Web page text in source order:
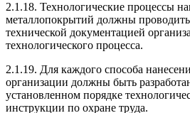
2.1.18. Технологические процессы
металлопокрытий должны
технической документацией
технологического процесса.
2.1.19. Для каждого способа
организации должны быть
установленном порядке
инструкции по охране труда.